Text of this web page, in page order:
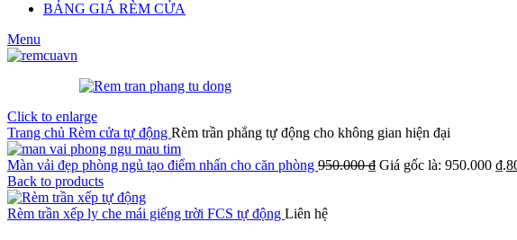
BẢNG GIÁ RÈM CỬA
Menu
Click to enlarge
Trang chủ Rèm cửa tự động Rèm trần phẳng tự động cho không gian hiện đại
Màn vải đẹp phòng ngủ tạo điểm nhấn cho căn phòng 950.000₫ Giá gốc là: 950.000 ₫.
Back to products
Rèm trần xếp ly che mái giếng trời FCS tự động Liên hệ